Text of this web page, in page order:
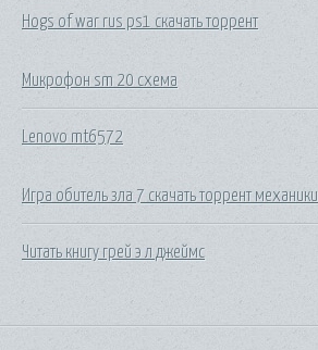
Hogs of war rus ps1 скачать торрент
Микрофон sm 20 схема
Lenovo mt6572
Игра обитель зла 7 скачать торрент механики
Читать книгу грей э л джеймс